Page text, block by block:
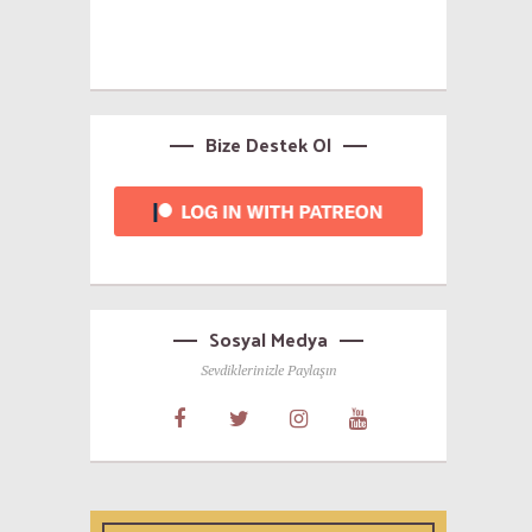
Bize Destek Ol
Sosyal Medya
Sevdiklerinizle Paylaşın